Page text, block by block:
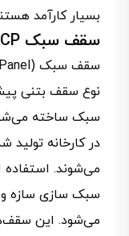
بسیار کارآمد
سقف سبک LCP
نوع سقف بتنی
سبک ساخته
در کارخانه
سبک سازی سازه
می‌شود. این